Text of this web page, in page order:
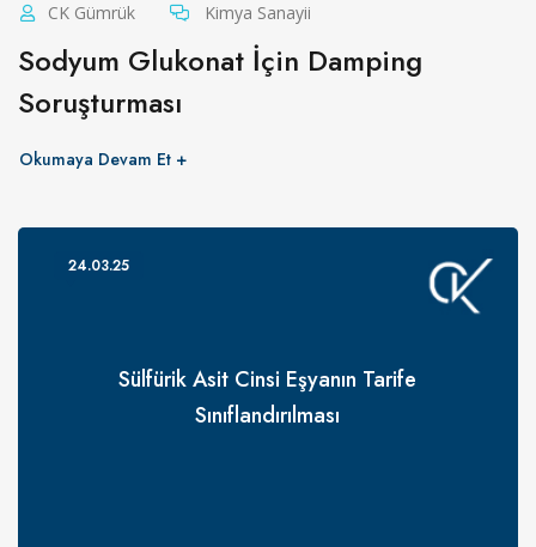
CK Gümrük Kimya Sanayii
Sodyum Glukonat İçin Damping
Soruşturması
Okumaya Devam Et
Sülfürik Asit Cinsi Eşyanın Tarife
Sınıflandırılması
24.03.25